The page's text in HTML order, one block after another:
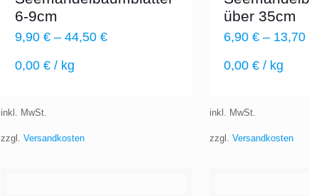
6-9cm
9,90 €– 44,50 €
0,00 €/ kg
inkl. MwSt.
zzgl. Versandkosten
über 35cm
6,90 €– 13,70
0,00 €/ kg
inkl. MwSt.
zzgl. Versandkosten